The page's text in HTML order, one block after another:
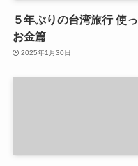
５年ぶりの台湾旅行 使
お金篇
2025年1月30日